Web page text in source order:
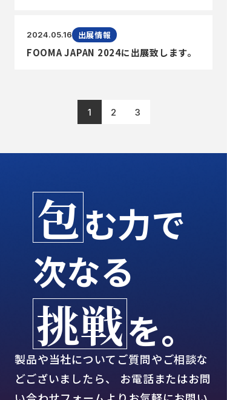
2024.05.16 出展情報
FOOMA JAPAN 2024に出展致します。
1 2 3
包む力で
次なる
挑戦を。
製品や当社についてご質問やご相談な
どございましたら、
お電話またはお問